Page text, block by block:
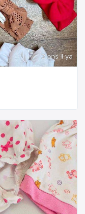
2 ans Il ya